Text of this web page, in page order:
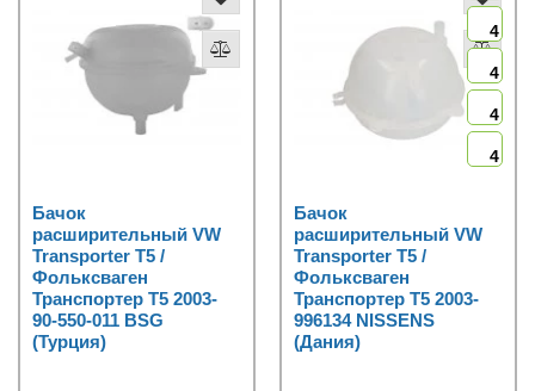
Бачок
расширительный VW
Transporter T5 /
Фольксваген
Транспортер Т5 2003-
90-550-011 BSG
(Турция)
4
4
4
4
Бачок
расширительный VW
Transporter T5 /
Фольксваген
Транспортер Т5 2003-
996134 NISSENS
(Дания)